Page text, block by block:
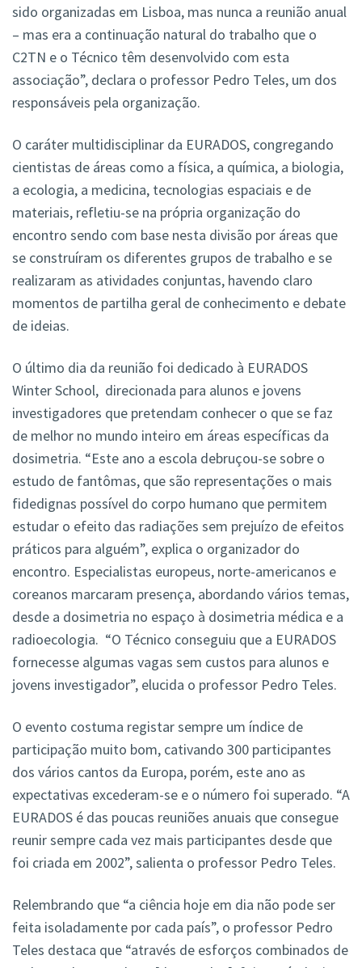
sido organizadas em Lisboa, mas nunca a reunião anual
– mas era a continuação natural do trabalho que o
C2TN e o Técnico têm desenvolvido com esta
associação”, declara o professor Pedro Teles, um dos
responsáveis pela organização.
O caráter multidisciplinar da EURADOS, congregando
cientistas de áreas como a física, a química, a biologia,
a ecologia, a medicina, tecnologias espaciais e de
materiais, refletiu-se na própria organização do
encontro sendo com base nesta divisão por áreas que
se construíram os diferentes grupos de trabalho e se
realizaram as atividades conjuntas, havendo claro
momentos de partilha geral de conhecimento e debate
de ideias.
O último dia da reunião foi dedicado à EURADOS
Winter School, direcionada para alunos e jovens
investigadores que pretendam conhecer o que se faz
de melhor no mundo inteiro em áreas específicas da
dosimetria. “Este ano a escola debruçou-se sobre o
estudo de fantômas, que são representações o mais
fidedignas possível do corpo humano que permitem
estudar o efeito das radiações sem prejuízo de efeitos
práticos para alguém”, explica o organizador do
encontro. Especialistas europeus, norte-americanos e
coreanos marcaram presença, abordando vários temas,
desde a dosimetria no espaço à dosimetria médica e a
radioecologia. “O Técnico conseguiu que a EURADOS
fornecesse algumas vagas sem custos para alunos e
jovens investigador”, elucida o professor Pedro Teles.
O evento costuma registar sempre um índice de
participação muito bom, cativando 300 participantes
dos vários cantos da Europa, porém, este ano as
expectativas excederam-se e o número foi superado. “A
EURADOS é das poucas reuniões anuais que consegue
reunir sempre cada vez mais participantes desde que
foi criada em 2002”, salienta o professor Pedro Teles.
Relembrando que “a ciência hoje em dia não pode ser
feita isoladamente por cada país”, o professor Pedro
Teles destaca que “através de esforços combinados de